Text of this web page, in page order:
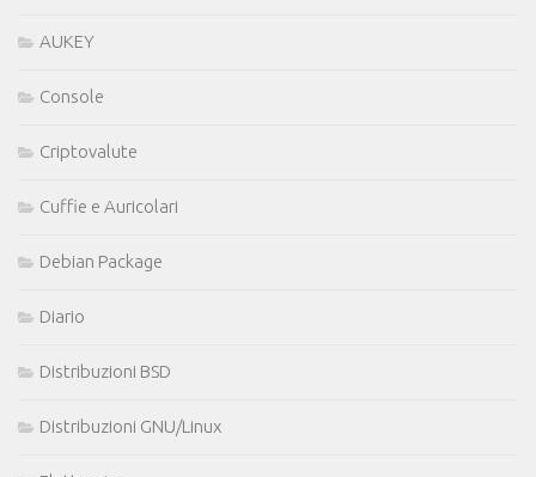
AUKEY
Console
Criptovalute
Cuffie e Auricolari
Debian Package
Diario
Distribuzioni BSD
Distribuzioni GNU/Linux